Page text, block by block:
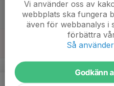
17
17:00
Träning F13
Vi använder oss av
webbplats ska fungera
även för webbanalys i
förbättra
Så
Godkänn